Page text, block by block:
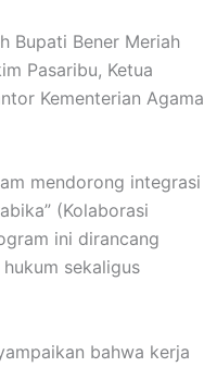
Bupati Bener Meriah
Pasaribu, Ketua
Kementerian Agama
mendorong integrasi
(Kolaborasi
ini dirancang
sekaligus
bahwa kerja